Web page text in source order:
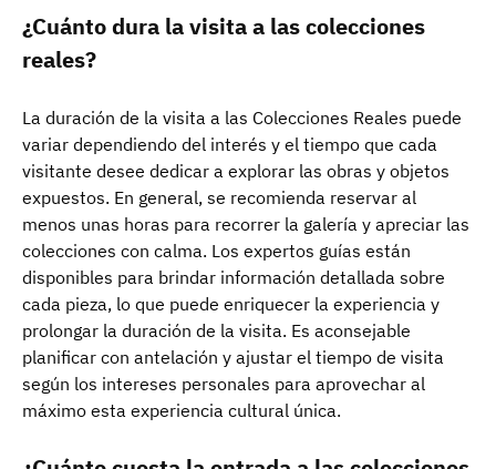
¿Cuánto dura la visita a las colecciones
reales?
La duración de la visita a las Colecciones Reales puede
variar dependiendo del interés y el tiempo que cada
visitante desee dedicar a explorar las obras y objetos
expuestos. En general, se recomienda reservar al
menos unas horas para recorrer la galería y apreciar las
colecciones con calma. Los expertos guías están
disponibles para brindar información detallada sobre
cada pieza, lo que puede enriquecer la experiencia y
prolongar la duración de la visita. Es aconsejable
planificar con antelación y ajustar el tiempo de visita
según los intereses personales para aprovechar al
máximo esta experiencia cultural única.